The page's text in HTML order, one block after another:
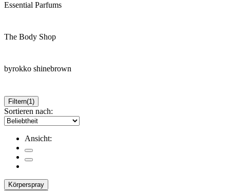
Essential Parfums
The Body Shop
byrokko shinebrown
Filtern(1)
Sortieren nach:
Ansicht:
Körperspray